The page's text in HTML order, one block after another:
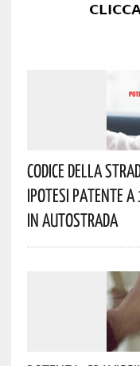
Codice Della
Ipotesi Patente A
In Autostrada